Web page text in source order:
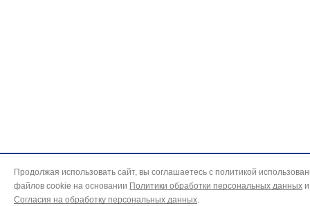
Продолжая использовать сайт, вы соглашаетесь с политикой
файлов cookie на основании Политики обработки персональных данных и
Согласия на обработку персональных данных.